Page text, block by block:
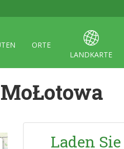
ORTE
LANDKARTE
Laden